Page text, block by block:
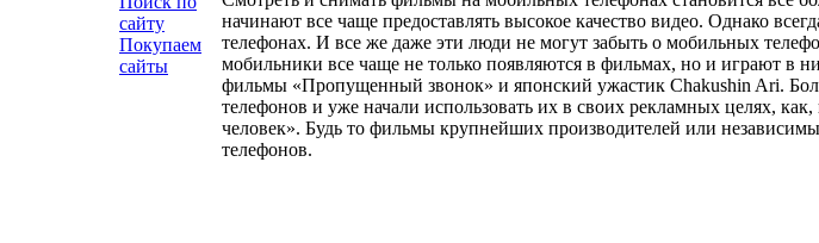
сайту
Покупаем
сайты
начинают все чаще предоставлять высокое качество видео. Однако
телефонах. И все же даже эти люди не могут забыть о мобильных
мобильники все чаще не только появляются в фильмах, но и играют в
фильмы «Пропущенный звонок» и японский ужастик Chakushin Ari.
телефонов и уже начали использовать их в своих рекламных целях,
человек». Будь то фильмы крупнейших производителей или
телефонов.